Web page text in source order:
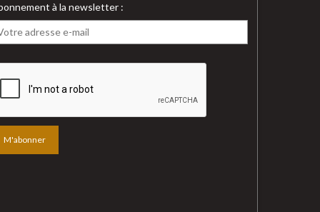
à la newsletter :